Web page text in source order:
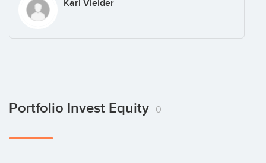
Karl Vieider
Portfolio Invest Equity 0